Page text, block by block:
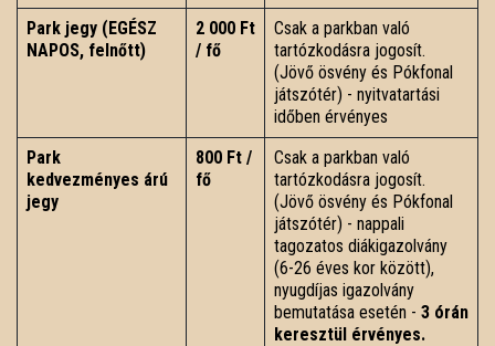
Park jegy (EGÉSZ
NAPOS, felnőtt)
2 000 Ft
/ fő
Csak a parkban való
tartózkodásra jogosít.
(Jövő ösvény és Pókfonal
játszótér) - nyitvatartási
időben érvényes
Park
kedvezményes árú
jegy
800 Ft /
fő
Csak a parkban való
tartózkodásra jogosít.
(Jövő ösvény és Pókfonal
játszótér) - nappali
tagozatos diákigazolvány
(6-26 éves kor között),
nyugdíjas igazolvány
bemutatása esetén - 3 órán
keresztül érvényes.